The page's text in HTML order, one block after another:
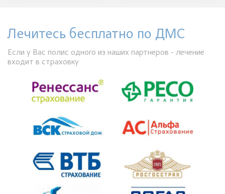
Лечитесь бесплатно по ДМС
Если у Вас полис одного из наших партнеров - лечение
входит в страховку